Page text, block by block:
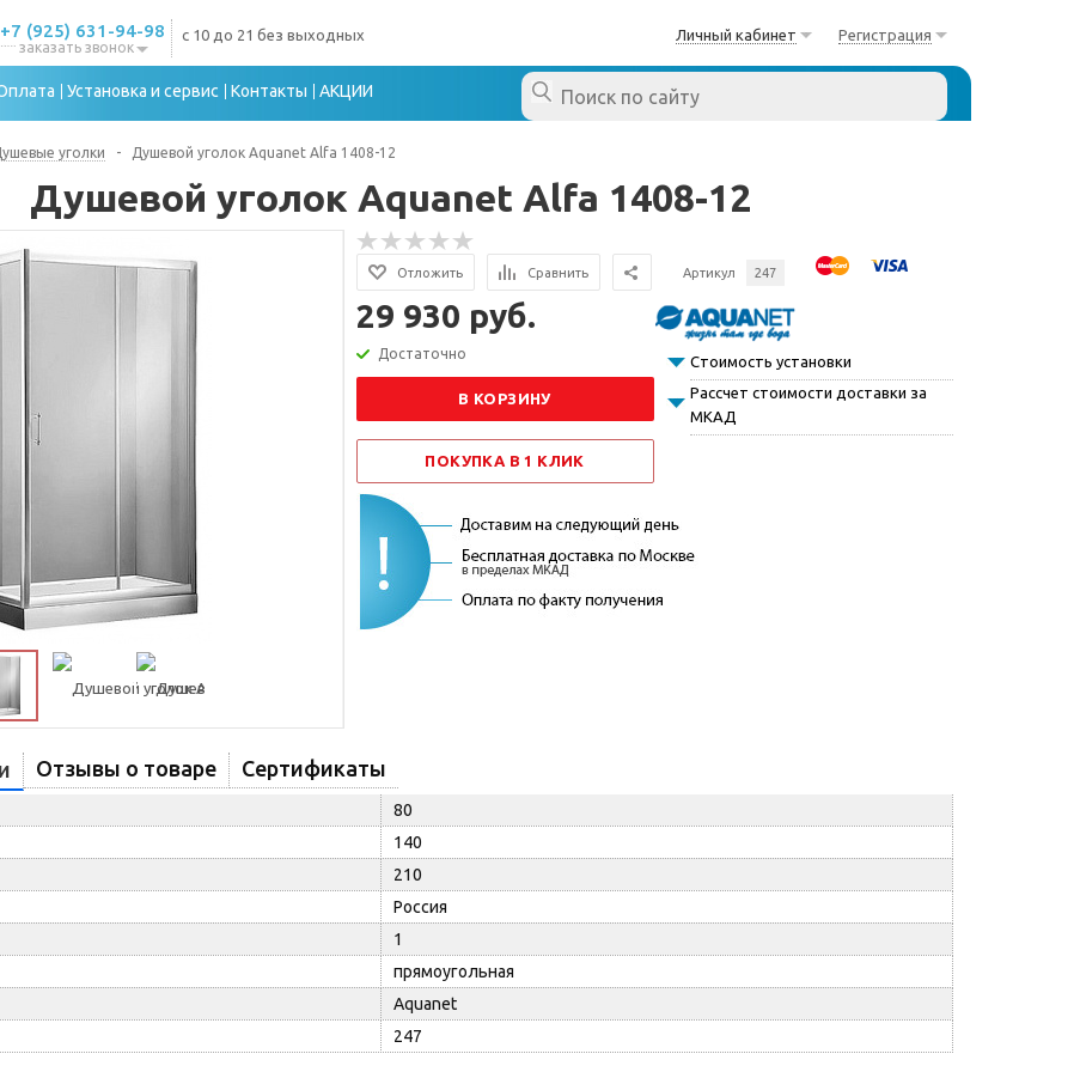
+7 (925) 631-94-98
заказать звонок
с 10 до 21 без выходных Личный кабинет Регистрация
Установка и сервис Контакты АКЦИИ
уголки - Душевой уголок Aquanet Alfa 1408-12
Душевой уголок Aquanet Alfa 1408-12
Отложить Сравнить Артикул 247
29 930 руб.
Достаточно
В КОРЗИНУ
ПОКУПКА В 1 КЛИК
Стоимость установки
Рассчет стоимости доставки за
МКАД
Отзывы о товаре Сертификаты
80
140
210
Россия
1
прямоугольная
Aquanet
247